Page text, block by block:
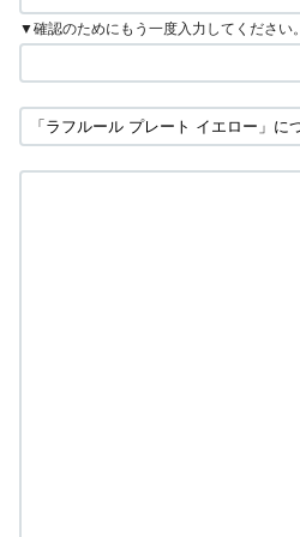
▼確認のためにもう一度入力してください。